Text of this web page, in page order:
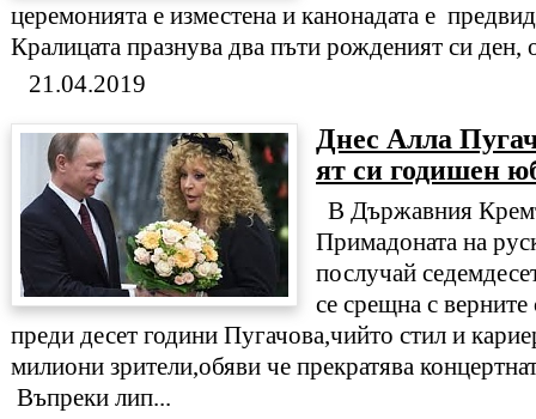
церемонията е изместена и канонадата е
Кралицата празнува два пъти рожденият си ден,
21.04.2019
Днес Алла
ят си годишен
В Държавния
Примадоната на
послучай
се срещна с
преди десет години Пугачова,чийто стил и
милиони зрители,обяви че прекратява
Въпреки лип...